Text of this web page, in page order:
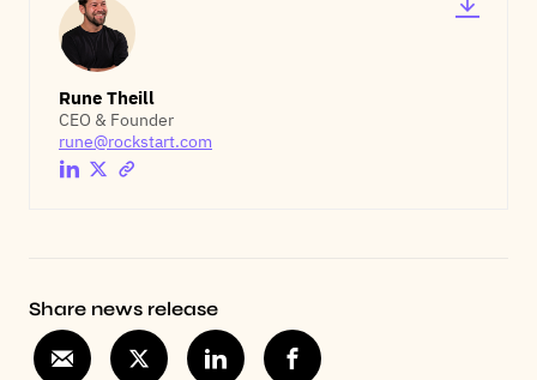
Rune Theill
CEO & Founder
rune@rockstart.com
Share news release